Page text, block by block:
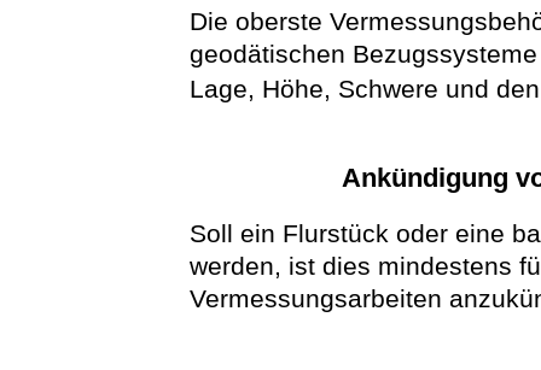
Die oberste
geodätischen
Lage, Höhe, Schwere und
Ankündigung
Soll ein Flurstück oder eine
werden, ist dies mindestens
Vermessungsarbeiten